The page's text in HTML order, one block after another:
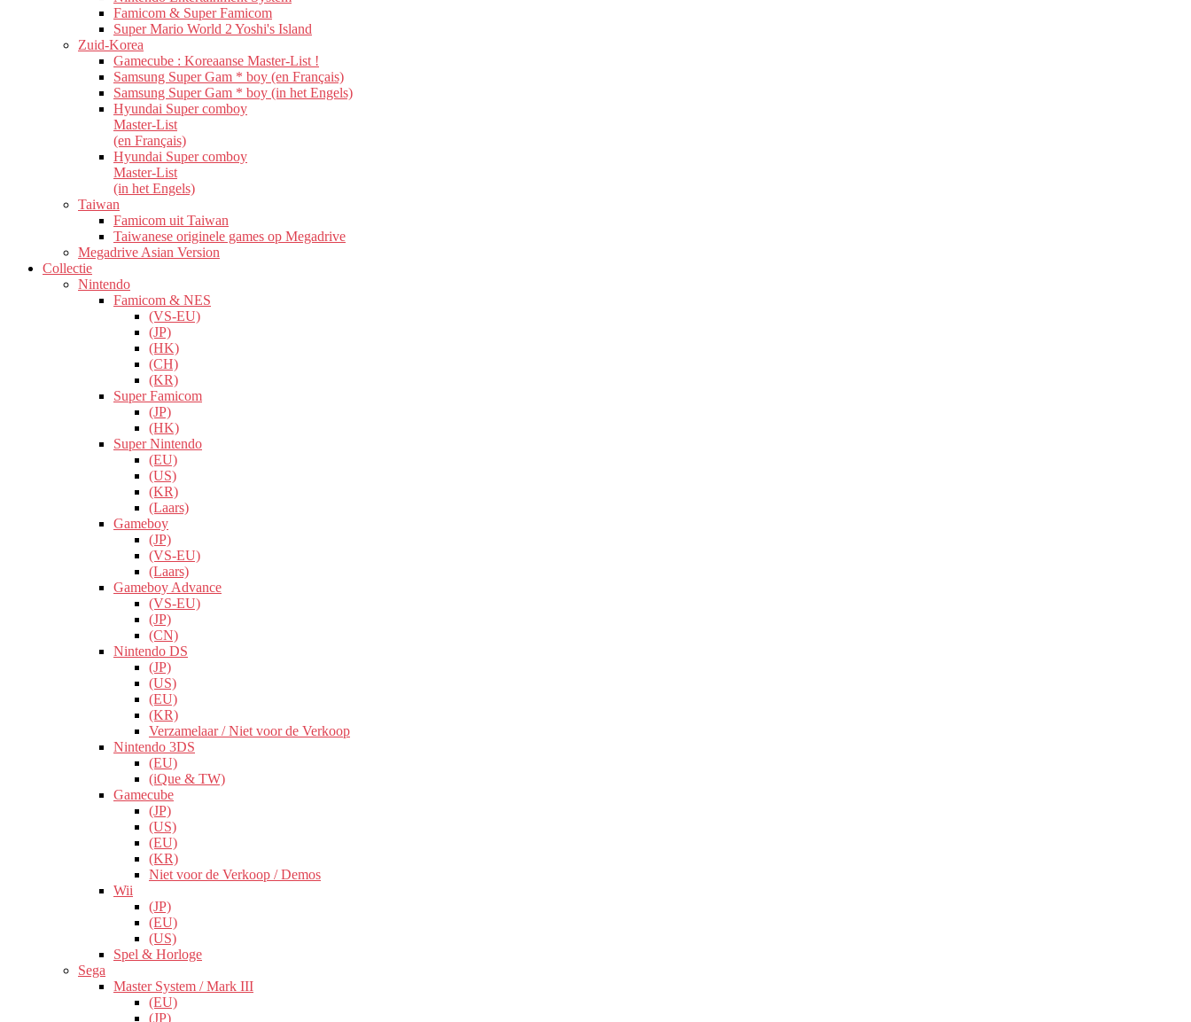
Famicom & Super Famicom
Super Mario World 2 Yoshi's Island
Zuid-Korea
Gamecube : Koreaanse Master-List !
Samsung Super Gam * boy (en Français)
Samsung Super Gam * boy (in het Engels)
Hyundai Super comboy
Master-List
(en Français)
Hyundai Super comboy
Master-List
(in het Engels)
Taiwan
Famicom uit Taiwan
Taiwanese originele games op Megadrive
Megadrive Asian Version
Collectie
Nintendo
Famicom & NES
(VS-EU)
(JP)
(HK)
(CH)
(KR)
Super Famicom
(JP)
(HK)
Super Nintendo
(EU)
(US)
(KR)
(Laars)
Gameboy
(JP)
(VS-EU)
(Laars)
Gameboy Advance
(VS-EU)
(JP)
(CN)
Nintendo DS
(JP)
(US)
(EU)
(KR)
Verzamelaar / Niet voor de Verkoop
Nintendo 3DS
(EU)
(iQue & TW)
Gamecube
(JP)
(US)
(EU)
(KR)
Niet voor de Verkoop / Demos
Wii
(JP)
(EU)
(US)
Spel & Horloge
Sega
Master System / Mark III
(EU)
(JP)